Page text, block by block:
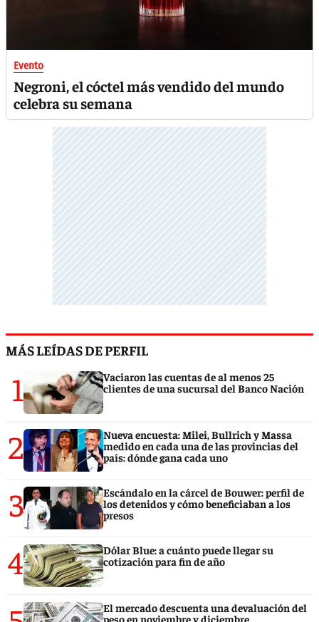
Evento
Negroni, el cóctel más vendido del mundo
celebra su semana
MÁS LEÍDAS DE PERFIL
1
Vaciaron las cuentas de al menos 25
clientes de una sucursal del Banco Nación
2
Nueva encuesta: Milei, Bullrich y Massa
medido en cada una de las provincias del
país: dónde gana cada uno
3
Escándalo en la cárcel de Bouwer: perfil de
los detenidos y cómo beneficiaban a los
presos
4
Dólar Blue: a cuánto puede llegar su
cotización para fin de año
El mercado descuenta una devaluación del
peso en noviembre y diciembre